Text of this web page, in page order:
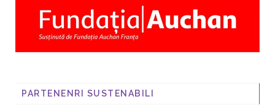
PARTENENRI SUSTENABILI